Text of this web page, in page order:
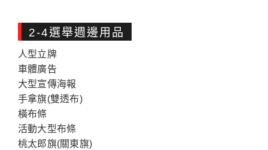
2-4選舉週邊用品
人型立牌
車體廣告
大型宣傳海報
手拿旗(雙透布)
橫布條
活動大型布條
桃太郎旗(關東旗)